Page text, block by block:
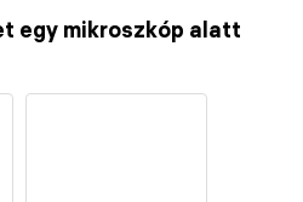
egy mikroszkóp alatt